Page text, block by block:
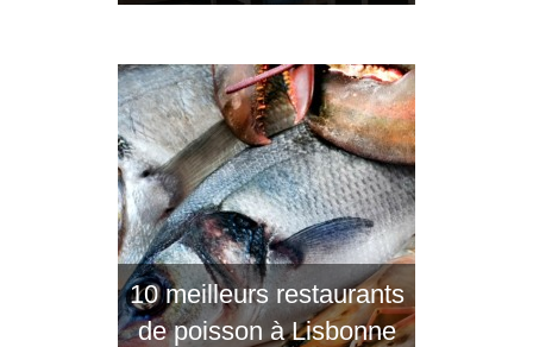
10 meilleurs restaurants
de poisson à Lisbonne